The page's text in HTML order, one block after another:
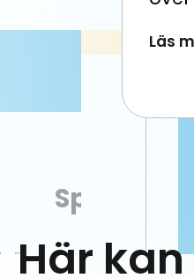
Läs
Här